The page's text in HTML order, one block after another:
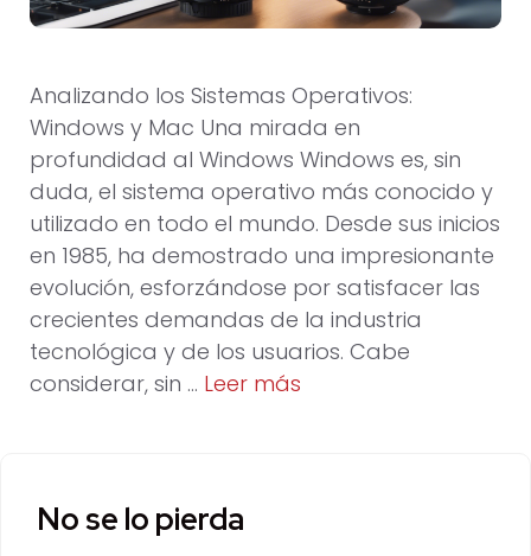
Analizando los Sistemas Operativos:
Windows y Mac Una mirada en
profundidad al Windows Windows es, sin
duda, el sistema operativo más conocido y
utilizado en todo el mundo. Desde sus inicios
en 1985, ha demostrado una impresionante
evolución, esforzándose por satisfacer las
crecientes demandas de la industria
tecnológica y de los usuarios. Cabe
considerar, sin … Leer más
No se lo pierda